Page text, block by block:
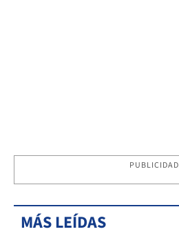
PUBLICIDAD
MÁS LEÍDAS